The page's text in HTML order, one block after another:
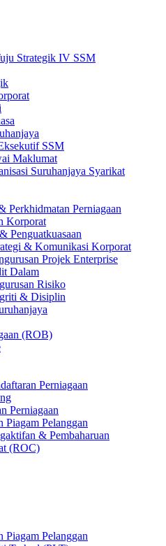
Strategik IV SSM
SSM
Maklumat
Suruhanjaya Syarikat
Perkhidmatan Perniagaan
Korporat
Penguatkuasaan
& Komunikasi Korporat
Projek Enterprise
Dalam
Risiko
& Disiplin
(ROB)
Perniagaan
Perniagaan
Piagam Pelanggan
& Pembaharuan
(ROC)
Piagam Pelanggan